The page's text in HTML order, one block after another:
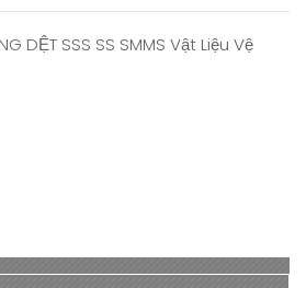
DỆT SSS SS SMMS Vật Liệu Vệ